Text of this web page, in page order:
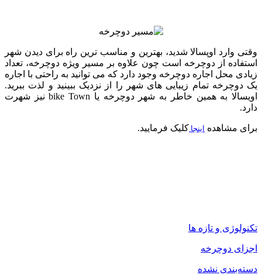
وقتی وارد اوپسالا شدید، بهترین و مناسب ترین راه برای دیدن شهر
استفاده از دوچرخه است چون علاوه بر مسیر ویژه دوچرخه، تعداد
زیادی محل اجاره دوچرخه وجود دارد که می توانید به راحتی با اجاره
یک دوچرخه تمام زیبایی های شهر را از نزدیک ببینید و لذت ببرید.
اویسالا به همین خاطر به شهر دوچرخه یا bike Town نیز شهرت
دارد.
برای مشاهده اينجا کلیک فرمایید.
تکنولوژی و تازه ها
اجزای دوچرخه
دسته‌بندی نشده